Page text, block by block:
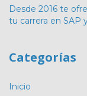
Desde 2016 te
tu carrera en SAP
Categorías
Inicio